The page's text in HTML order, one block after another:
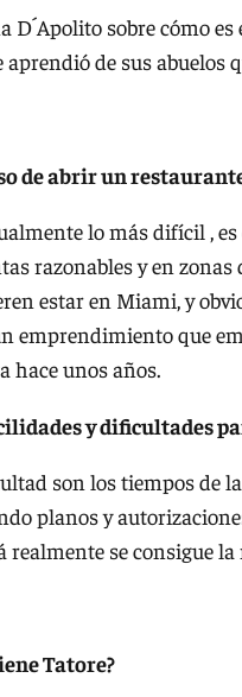
D´Apolito sobre cómo
de sus abuelos
de abrir un
lo más difícil ,
razonables y en
estar en Miami, y
emprendimiento que
hace unos años.
y dificultades
son los tiempos de
planos y
realmente se consigue
Tatore?